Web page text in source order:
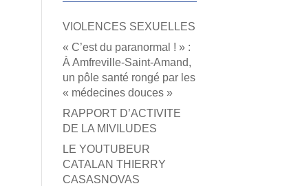
VIOLENCES SEXUELLES
« C’est du paranormal ! » :
À Amfreville-Saint-Amand,
un pôle santé rongé par les
« médecines douces »
RAPPORT D’ACTIVITE
DE LA MIVILUDES
LE YOUTUBEUR
CATALAN THIERRY
CASASNOVAS